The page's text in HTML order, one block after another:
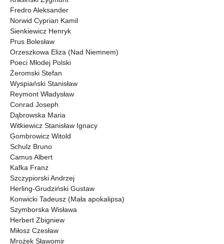
Fredro Aleksander
Norwid Cyprian Kamil
Sienkiewicz Henryk
Prus Bolesław
Orzeszkowa Eliza (Nad Niemnem)
Poeci Młodej Polski
Żeromski Stefan
Wyspiański Stanisław
Reymont Władysław
Conrad Joseph
Dąbrowska Maria
Witkiewicz Stanisław Ignacy
Gombrowicz Witold
Schulz Bruno
Camus Albert
Kafka Franz
Szczypiorski Andrzej
Herling-Grudziński Gustaw
Konwicki Tadeusz (Mała apokalipsa)
Szymborska Wisława
Herbert Zbigniew
Miłosz Czesław
Mrożek Sławomir